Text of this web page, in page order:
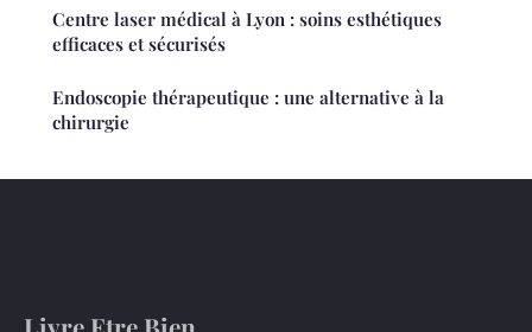
Centre laser médical à Lyon : soins esthétiques
efficaces et sécurisés
Endoscopie thérapeutique : une alternative à la
chirurgie